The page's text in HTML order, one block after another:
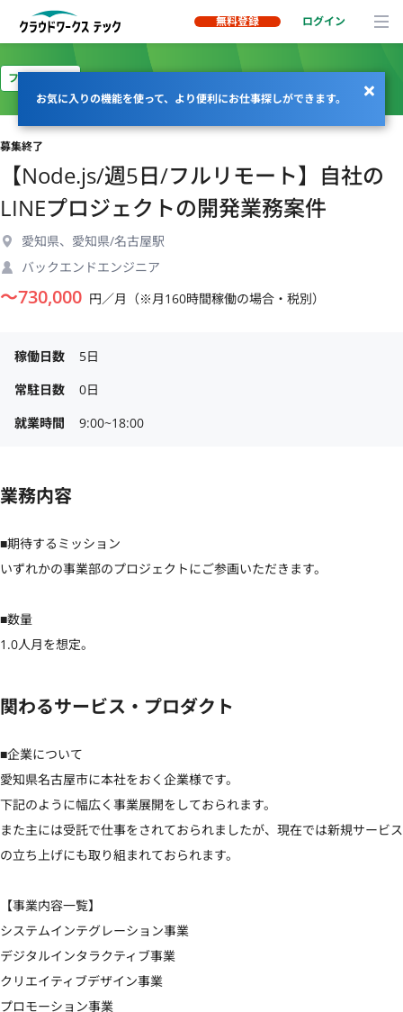
無料登録 ログイン
お気に入りの機能を使って、より便利にお仕事探しができます。
フルリモート
募集終了
【Node.js/週5日/フルリモート】自社の
LINEプロジェクトの開発業務案件
愛知県、愛知県/名古屋駅
バックエンドエンジニア
〜730,000 円／月（※月160時間稼働の場合・税別）
稼働日数
5日
常駐日数
0日
就業時間
9:00~18:00
業務内容
■期待するミッション
いずれかの事業部のプロジェクトにご参画いただきます。
■数量
1.0人月を想定。
関わるサービス・プロダクト
■企業について
愛知県名古屋市に本社をおく企業様です。
下記のように幅広く事業展開をしておられます。
また主には受託で仕事をされておられましたが、現在では新規サービス
の立ち上げにも取り組まれておられます。
【事業内容一覧】
システムインテグレーション事業
デジタルインタラクティブ事業
クリエイティブデザイン事業
プロモーション事業